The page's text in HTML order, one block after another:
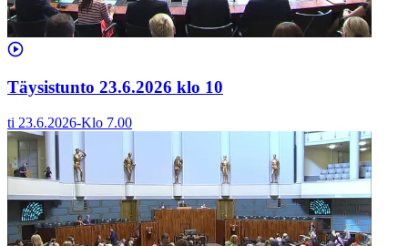
Täysistunto 23.6.2026 klo 10
ti 23.6.2026-Klo 7.00